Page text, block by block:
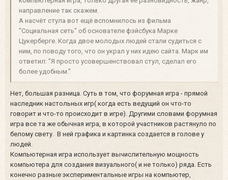
направление так скажем.
А насчёт стула вот ещё вспомнилось из фильма
"Социальная сеть" об основателе фэйсбука Марке
Цукерберге. Когда двое молодых людей стали судиться с
ним, по поводу того, что он украл у них идею сайта. Марк им
ответил: "Я просто усовершенствовал стул, сделал его
более удобным."
Нет, большая разница. Суть в том, что форумная игра - прямой
наследник настольных игр( когда есть ведущий он что-то
говорит и что-то происходит в игре). Другими словами форумная
игра все та же обычная игра, в которой участников растянуло по
белому свету. В ней графика и картинка создается в голове у
людей.
Компьютерная игра использует вычислительную мощность
компьютера для создания визуального( и не только) ряда. Есть
конечно разные экспериментальные игры на компьютер,